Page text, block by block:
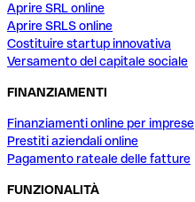
Aprire SRL online
Aprire SRLS online
Costituire startup innovativa
Versamento del capitale sociale
FINANZIAMENTI
Finanziamenti online per imprese
Prestiti aziendali online
Pagamento rateale delle fatture
FUNZIONALITÀ